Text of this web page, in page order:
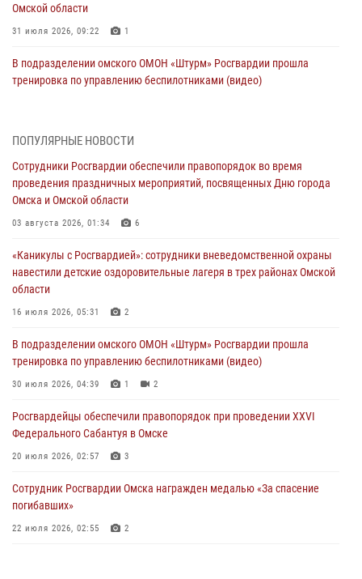
Омской области
31 июля 2026, 09:22 1
В подразделении омского ОМОН «Штурм» Росгвардии прошла
тренировка по управлению беспилотниками (видео)
Росгвардия обеспечила безопасность уникального передвижного
29 июля 2026, 01:49
Росгвардейцы приняли участие в крестном ходе в День крещения
Руси в Омске
При содействии спецназа Росгвардии пресечены нарушения
миграционного законодательства в Омске (видео)
27 июля 2026, 07:54
Росгвардия обеспечила правопорядок на концерте группы IOWA в
Омске
27 июля 2026, 01:42
ПОПУЛЯРНЫЕ НОВОСТИ
Сотрудники Росгвардии обеспечили правопорядок во время
проведения праздничных мероприятий, посвященных Дню города
Омска и Омской области
03 августа 2026, 01:34 6
«Каникулы с Росгвардией»: сотрудники вневедомственной охраны
навестили детские оздоровительные лагеря в трех районах Омской
области
16 июля 2026, 05:31 2
В подразделении омского ОМОН «Штурм» Росгвардии прошла
тренировка по управлению беспилотниками (видео)
30 июля 2026, 04:39 1 2
Росгвардейцы обеcпечили правопорядок при проведении XXVI
Федерального Сабантуя в Омске
20 июля 2026, 02:57 3
Сотрудник Росгвардии Омска награжден медалью «За спасение
погибавших»
22 июля 2026, 02:55 2